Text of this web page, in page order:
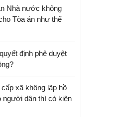
Nhà nước không
Tòa án như thế
định phê duyệt
xã không lập hồ
người dân thì có kiện